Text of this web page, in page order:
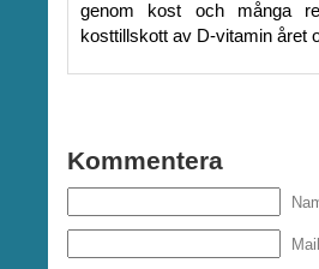
genom kost och många
kosttillskott av D-vitamin året
Kommentera